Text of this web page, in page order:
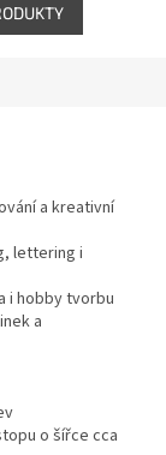
a kreativní
lettering i
i hobby tvorbu
a
o šířce cca